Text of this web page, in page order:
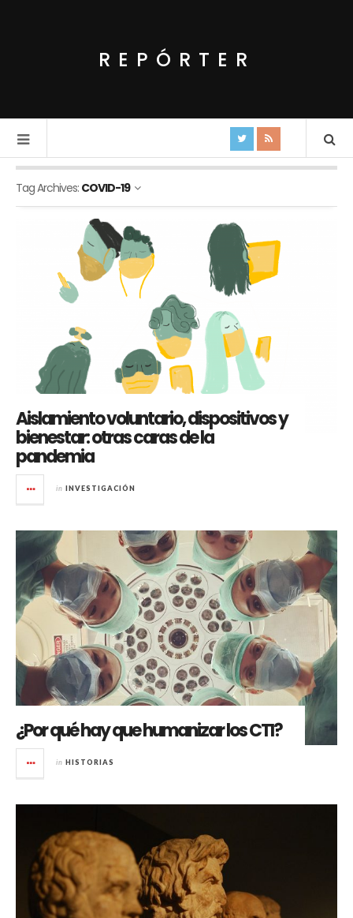
REPÓRTER
Tag Archives: COVID-19
Aislamiento voluntario, dispositivos y
bienestar: otras caras de la
pandemia
in INVESTIGACIÓN
¿Por qué hay que humanizar los CTI?
in HISTORIAS